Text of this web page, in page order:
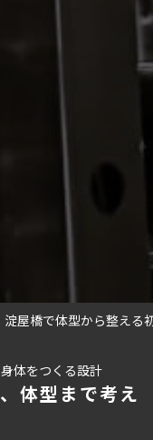
淀屋橋で体型から整え
体をつくる設計
体型まで考え